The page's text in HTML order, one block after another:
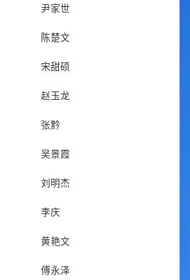
尹家世
陈楚文
宋甜硕
赵玉龙
张黔
吴景霞
刘明杰
李庆
黄艳文
傅永泽